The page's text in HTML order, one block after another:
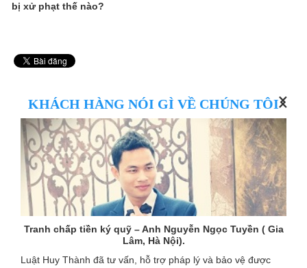
bị xử phạt thế nào?
KHÁCH HÀNG NÓI GÌ VỀ CHÚNG TÔI
Nguyễn Ngọc Tuyền ( Gia
trợ pháp lý và bảo vệ được
Giải quyết tranh chấp đất
Rất nhanh, tận tâm và hiệu quả;